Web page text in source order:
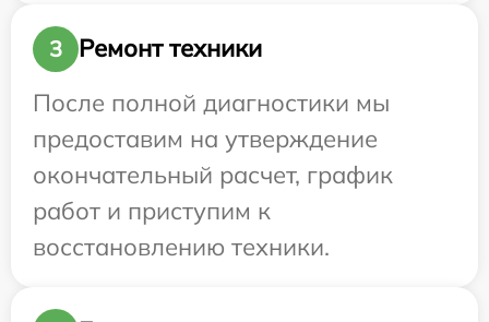
3
Ремонт техники
После полной диагностики мы
предоставим на утверждение
окончательный расчет, график
работ и приступим к
восстановлению техники.